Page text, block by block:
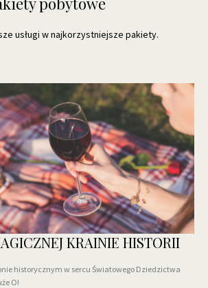
usługi w najkorzystniejsze pakiety.
KRAINIE HISTORII
historycznym w sercu Światowego Dziedzictwa
O!